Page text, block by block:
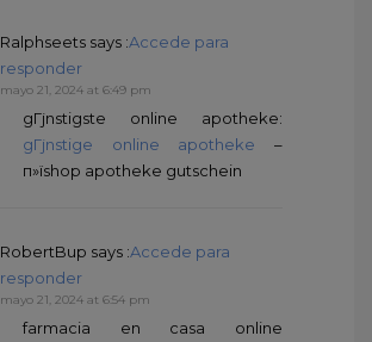
Ralphseets says :Accede para
responder
mayo 21, 2024 at 6:49 pm
gГјnstigste online apotheke:
gГјnstige online apotheke –
п»їshop apotheke gutschein
RobertBup says :Accede para
responder
mayo 21, 2024 at 6:54 pm
farmacia en casa online